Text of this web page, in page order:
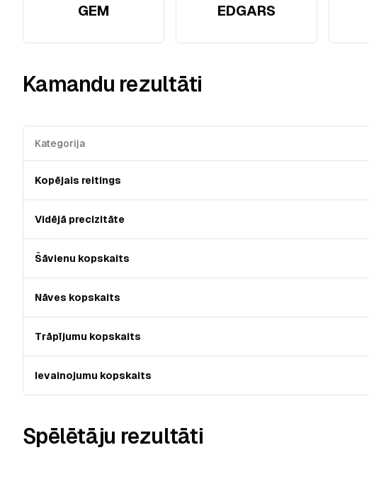
GEM EDGARS
Kamandu rezultāti
Kategorija
Kopējais reitings
Vidējā precizitāte
Šāvienu kopskaits
Nāves kopskaits
Trāpījumu kopskaits
Ievainojumu kopskaits
Spēlētāju rezultāti